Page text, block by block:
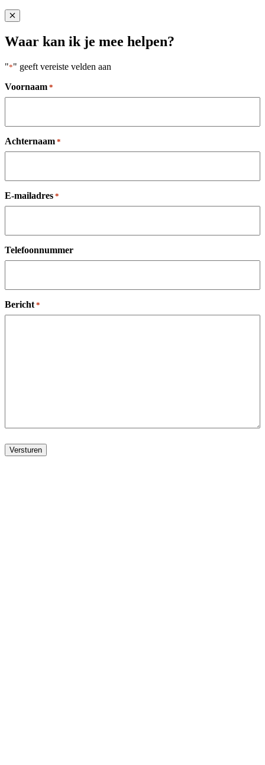
Close popup
Waar kan ik je mee helpen?
"*" geeft vereiste velden aan
Voornaam *
Achternaam *
E-mailadres *
Telefoonnummer
Bericht *
Versturen